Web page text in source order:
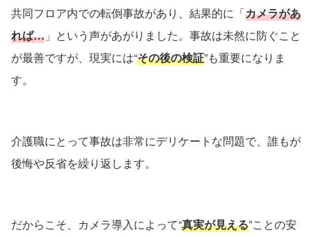
共同フロア内での転倒事故があり、結果的に「カメラがあ
れば… 」という声があがりました。事故は未然に防ぐこと
が最善ですが、現実には“その後の検証”も重要になりま
す。
介護職にとって事故は非常にデリケートな問題で、誰もが
後悔や反省を繰り返します。
だからこそ、カメラ導入によって“真実が見える”ことの安